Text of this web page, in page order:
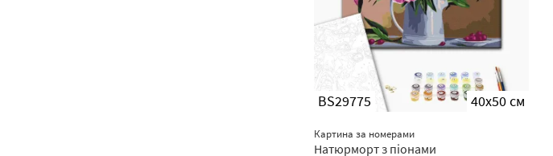
BS29775 40x50 см
Картина за номерами
Натюрморт з піонами